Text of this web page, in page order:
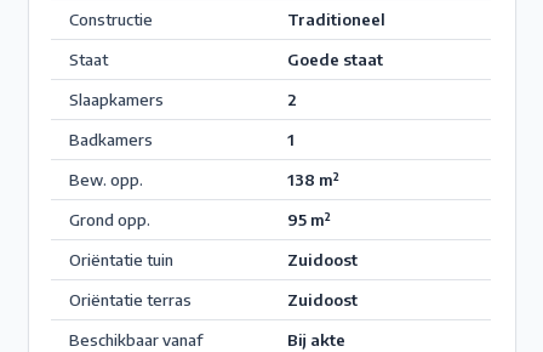
Constructie
Traditioneel
Staat
Goede staat
Slaapkamers
2
Badkamers
1
Bew. opp.
138 m²
Grond opp.
95 m²
Oriëntatie tuin
Zuidoost
Oriëntatie terras
Zuidoost
Beschikbaar vanaf
Bij akte